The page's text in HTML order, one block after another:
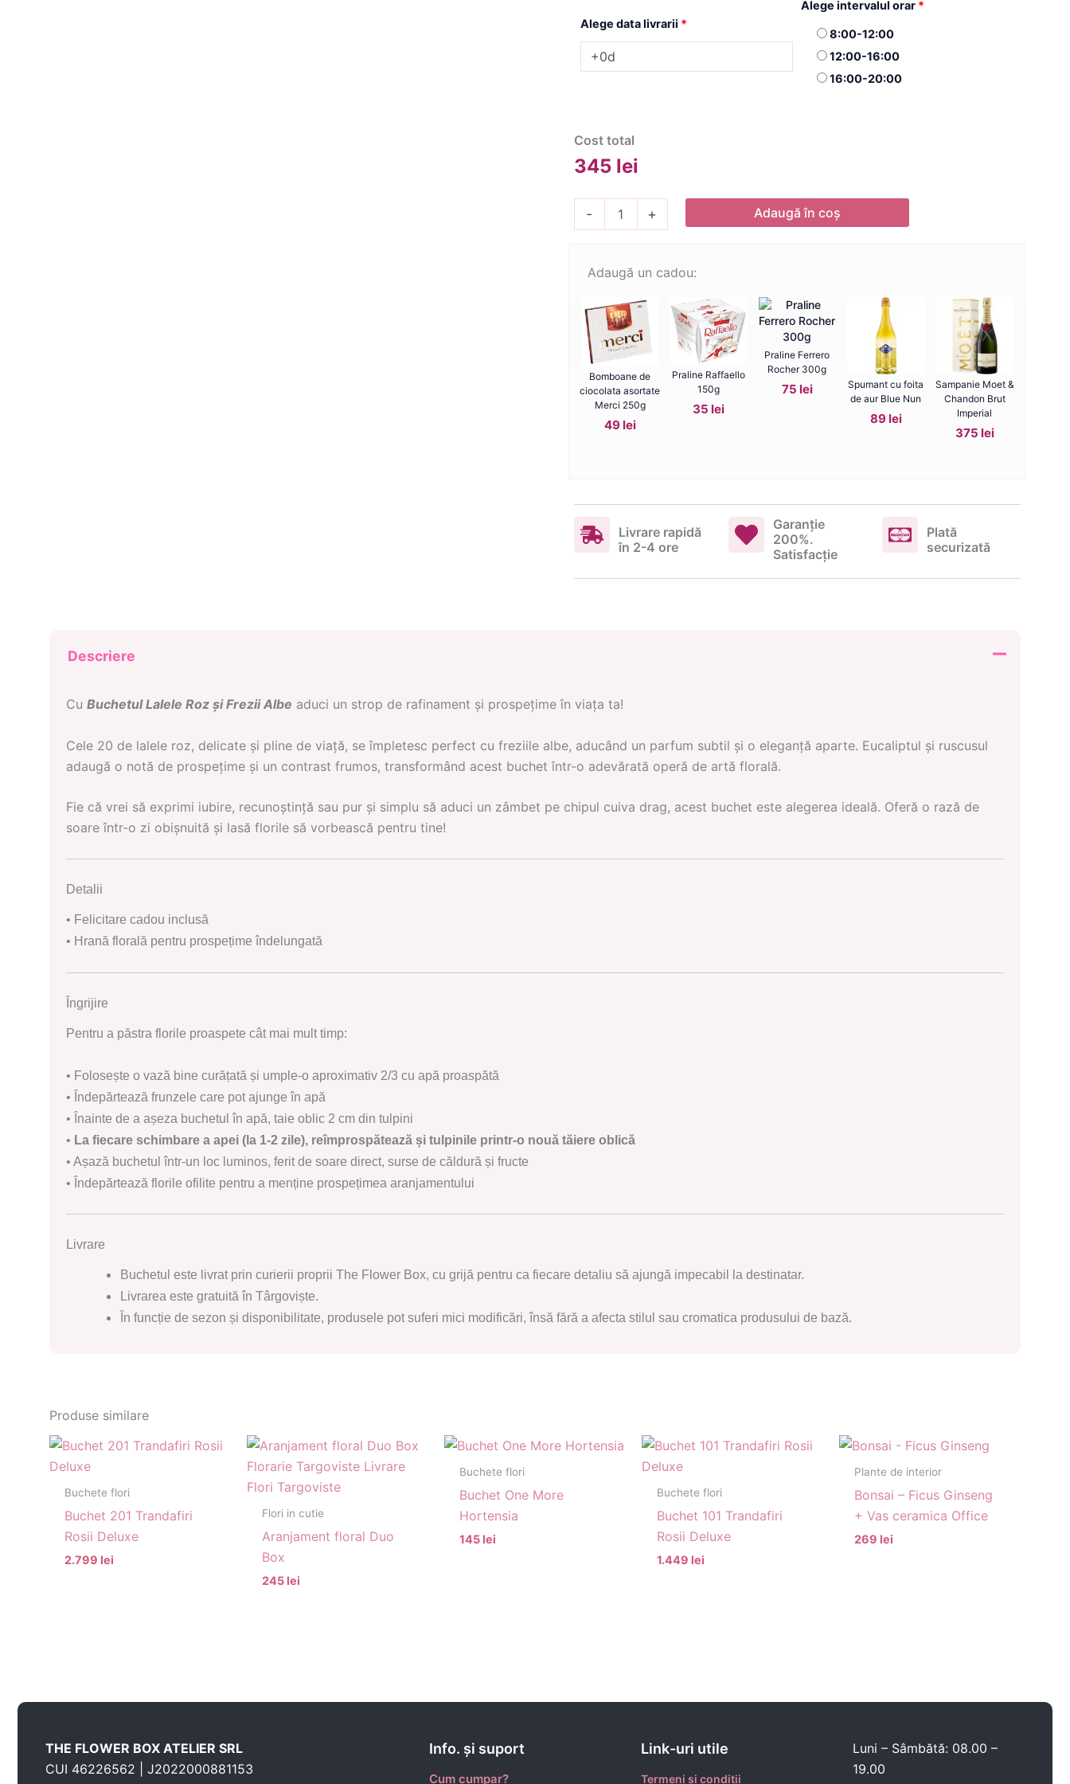
Alege data livrarii *
Alege intervalul orar *
8:00-12:00
12:00-16:00
16:00-20:00
Cost total
345 lei
- + Adaugă în coș
Adaugă un cadou:
Bomboane de
ciocolata asortate
Merci 250g
49 lei
Praline Raffaello
150g
35 lei
Praline Ferrero
Rocher 300g
75 lei
Spumant cu foita
de aur Blue Nun
89 lei
Sampanie Moet &
Chandon Brut
Imperial
375 lei
Livrare rapidă
în 2-4 ore
Garanţie
200%.
Satisfacţie
Plată
securizată
Descriere
Cu Buchetul Lalele Roz și Frezii Albe aduci un strop de rafinament și prospețime în viața ta!
Cele 20 de lalele roz, delicate și pline de viață, se împletesc perfect cu freziile albe, aducând un parfum subtil și o eleganță aparte. Eucaliptul și ruscusul
adaugă o notă de prospețime și un contrast frumos, transformând acest buchet într-o adevărată operă de artă florală.
Fie că vrei să exprimi iubire, recunoștință sau pur și simplu să aduci un zâmbet pe chipul cuiva drag, acest buchet este alegerea ideală. Oferă o rază de
soare într-o zi obișnuită și lasă florile să vorbească pentru tine!
Detalii
• Felicitare cadou inclusă
• Hrană florală pentru prospețime îndelungată
Îngrijire
Pentru a păstra florile proaspete cât mai mult timp:
• Folosește o vază bine curățată și umple-o aproximativ 2/3 cu apă proaspătă
• Îndepărtează frunzele care pot ajunge în apă
• Înainte de a așeza buchetul în apă, taie oblic 2 cm din tulpini
• La fiecare schimbare a apei (la 1-2 zile), reîmprospătează și tulpinile printr-o nouă tăiere oblică
• Așază buchetul într-un loc luminos, ferit de soare direct, surse de căldură și fructe
• Îndepărtează florile ofilite pentru a menține prospețimea aranjamentului
Livrare
Buchetul este livrat prin curierii proprii The Flower Box, cu grijă pentru ca fiecare detaliu să ajungă impecabil la destinatar.
Livrarea este gratuită în Târgoviște.
În funcție de sezon și disponibilitate, produsele pot suferi mici modificări, însă fără a afecta stilul sau cromatica produsului de bază.
Produse similare
Buchete flori
Buchet 201 Trandafiri
Rosii Deluxe
2.799 lei
Flori in cutie
Aranjament floral Duo
Box
245 lei
Buchete flori
Buchet One More
Hortensia
145 lei
Buchete flori
Buchet 101 Trandafiri
Rosii Deluxe
1.449 lei
Plante de interior
Bonsai – Ficus Ginseng
+ Vas ceramica Office
269 lei
THE FLOWER BOX ATELIER SRL
CUI 46226562 | J2022000881153
Info. şi suport
Cum cumpar?
Link-uri utile
Termeni si conditii
Luni – Sâmbătă: 08.00 –
19.00